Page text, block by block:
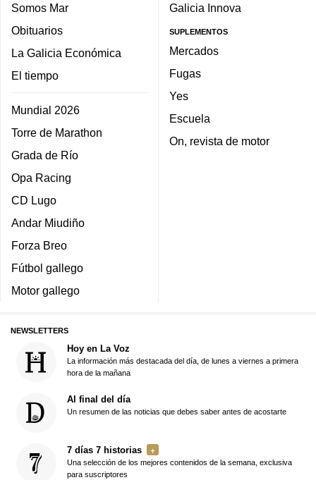
Somos Mar
Obituarios
La Galicia Económica
El tiempo
Mundial 2026
Torre de Marathon
Grada de Río
Opa Racing
CD Lugo
Andar Miudiño
Forza Breo
Fútbol gallego
Motor gallego
Galicia Innova
SUPLEMENTOS
Mercados
Fugas
Yes
Escuela
On, revista de motor
NEWSLETTERS
Hoy en La Voz
La información más destacada del día, de lunes a viernes a primera
hora de la mañana
Al final del día
Un resumen de las noticias que debes saber antes de acostarte
7 días 7 historias
Una selección de los mejores contenidos de la semana, exclusiva
para suscriptores